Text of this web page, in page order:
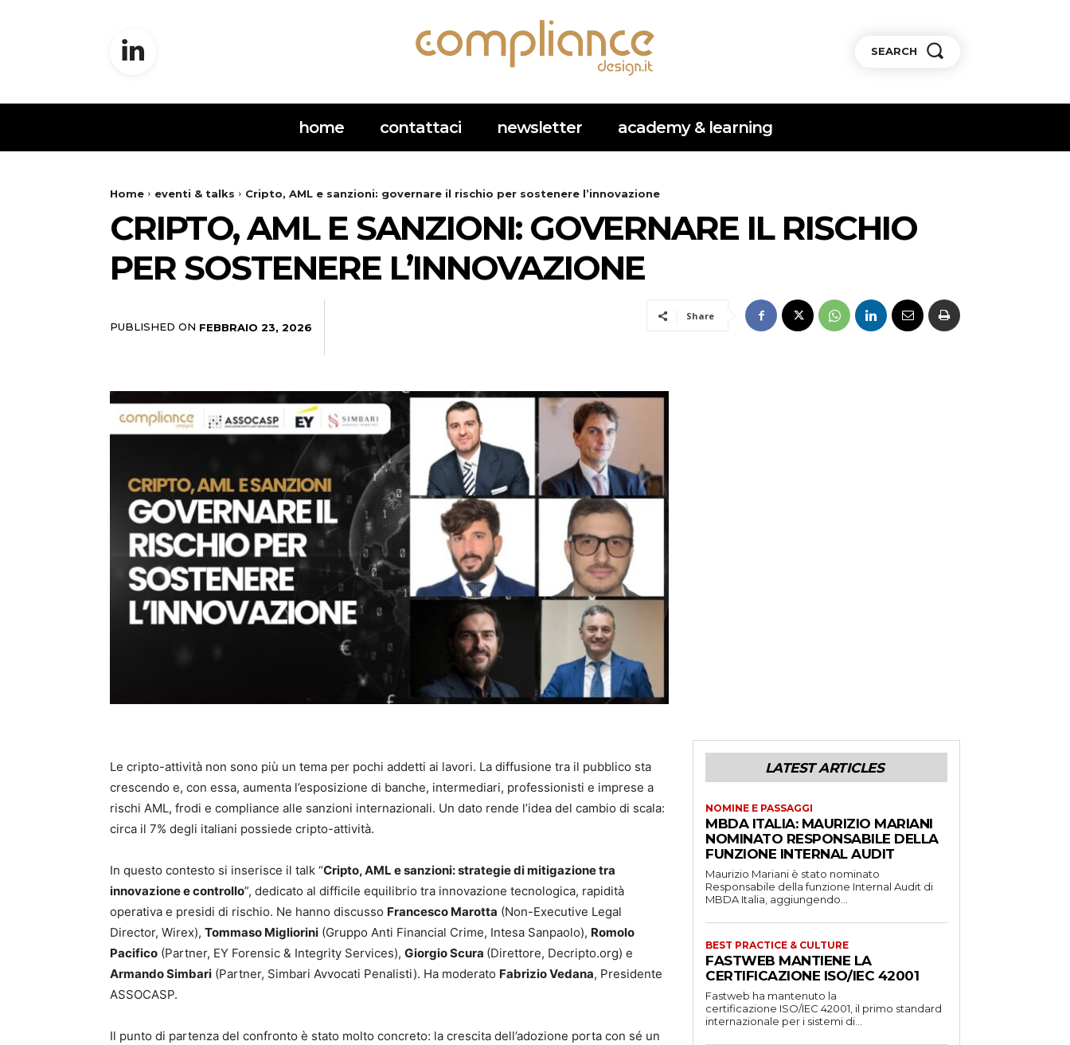
SEARCH
home contattaci newsletter academy & learning
Home eventi & talks Cripto, AML e sanzioni: governare il rischio per sostenere l’innovazione
CRIPTO, AML E SANZIONI: GOVERNARE IL RISCHIO
PER SOSTENERE L’INNOVAZIONE
PUBLISHED ON FEBBRAIO 23, 2026
Share
Le cripto-attività non sono più un tema per pochi addetti ai lavori. La diffusione tra il pubblico sta
crescendo e, con essa, aumenta l’esposizione di banche, intermediari, professionisti e imprese a
rischi AML, frodi e compliance alle sanzioni internazionali. Un dato rende l’idea del cambio di scala:
circa il 7% degli italiani possiede cripto-attività.
In questo contesto si inserisce il talk “Cripto, AML e sanzioni: strategie di mitigazione tra
innovazione e controllo”, dedicato al difficile equilibrio tra innovazione tecnologica, rapidità
operativa e presidi di rischio. Ne hanno discusso Francesco Marotta (Non-Executive Legal
Director, Wirex), Tommaso Migliorini (Gruppo Anti Financial Crime, Intesa Sanpaolo), Romolo
Pacifico (Partner, EY Forensic & Integrity Services), Giorgio Scura (Direttore, Decripto.org) e
Armando Simbari (Partner, Simbari Avvocati Penalisti). Ha moderato Fabrizio Vedana, Presidente
ASSOCASP.
Il punto di partenza del confronto è stato molto concreto: la crescita dell’adozione porta con sé un
LATEST ARTICLES
NOMINE E PASSAGGI
MBDA ITALIA: MAURIZIO MARIANI
NOMINATO RESPONSABILE DELLA
FUNZIONE INTERNAL AUDIT
Maurizio Mariani è stato nominato
Responsabile della funzione Internal Audit di
MBDA Italia, aggiungendo...
BEST PRACTICE & CULTURE
FASTWEB MANTIENE LA
CERTIFICAZIONE ISO/IEC 42001
Fastweb ha mantenuto la
certificazione ISO/IEC 42001, il primo standard
internazionale per i sistemi di...